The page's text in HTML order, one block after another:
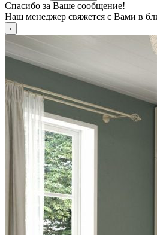
Спасибо за Ваше сообщение!
Наш менеджер свяжется с Вами в